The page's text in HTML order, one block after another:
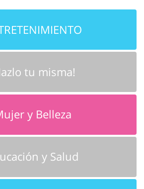
tu misma!
y Belleza
y Salud